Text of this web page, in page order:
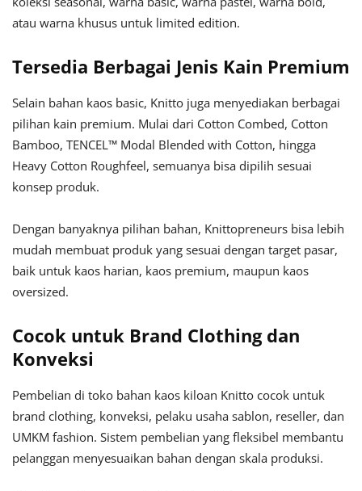
atau warna khusus untuk limited edition.
Tersedia Berbagai Jenis Kain Premium
Selain bahan kaos basic, Knitto juga menyediakan berbagai
pilihan kain premium. Mulai dari Cotton Combed, Cotton
Bamboo, TENCEL™ Modal Blended with Cotton, hingga
Heavy Cotton Roughfeel, semuanya bisa dipilih sesuai
konsep produk.
Dengan banyaknya pilihan bahan, Knittopreneurs bisa lebih
mudah membuat produk yang sesuai dengan target pasar,
baik untuk kaos harian, kaos premium, maupun kaos
oversized.
Cocok untuk Brand Clothing dan
Konveksi
Pembelian di toko bahan kaos kiloan Knitto cocok untuk
brand clothing, konveksi, pelaku usaha sablon, reseller, dan
UMKM fashion. Sistem pembelian yang fleksibel membantu
pelanggan menyesuaikan bahan dengan skala produksi.